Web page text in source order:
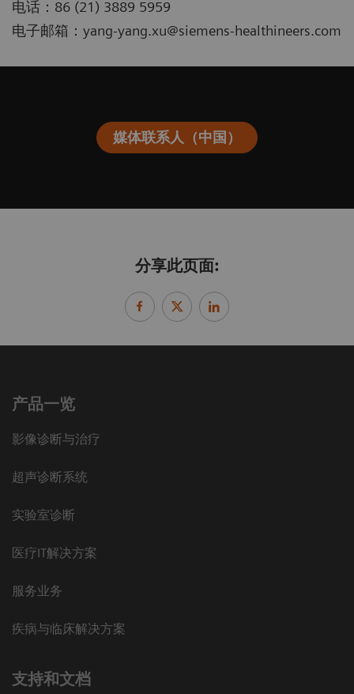
电话：86 (21) 3889 5959
电子邮箱：yang-yang.xu@siemens-healthineers.com
媒体联系人（中国）
分享此页面:
产品一览
影像诊断与治疗
超声诊断系统
实验室诊断
医疗IT解决方案
服务业务
疾病与临床解决方案
支持和文档